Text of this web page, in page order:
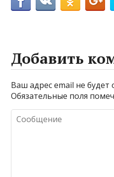
Добавить
Ваш адрес email не будет
Обязательные поля